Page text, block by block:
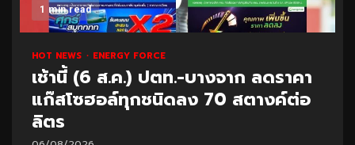
1 min read
HOT NEWS ENERGY FORCE
เช้านี้ (6 ส.ค.) ปตท.-บางจาก ลดราคา
แก๊สโซฮอล์ทุกชนิดลง 70 สตางค์ต่อ
ลิตร